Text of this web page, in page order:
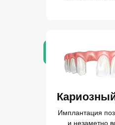
Имплантация
и незаметно